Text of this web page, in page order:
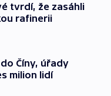
tvrdí, že zasáhli
rafinerii
Číny, úřady
milion lidí